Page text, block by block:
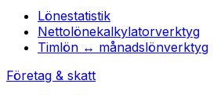
Lönestatistik
Nettolönekalkylatorverktyg
Timlön ↔ månadslönverktyg
Företag & skatt